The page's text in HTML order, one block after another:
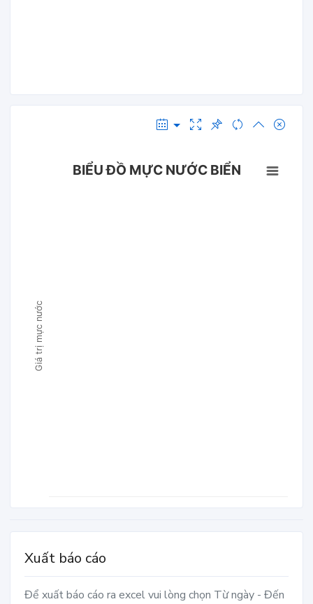
Giá trị mực nước
BIỂU ĐỒ MỰC NƯỚC BIỂN
Xuất báo cáo
Để xuất báo cáo ra excel vui lòng chọn Từ ngày - Đến